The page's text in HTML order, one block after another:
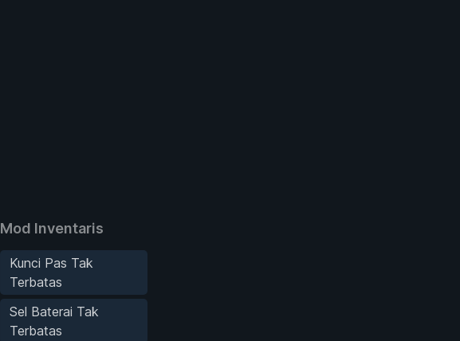
Mod Inventaris
Kunci Pas Tak
Terbatas
Sel Baterai Tak
Terbatas